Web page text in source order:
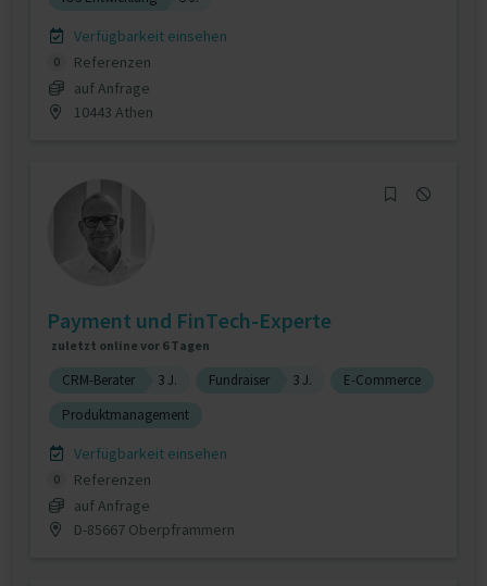
Verfügbarkeit einsehen
0
Referenzen
auf Anfrage
10443 Athen
Payment und FinTech-Experte
zuletzt online vor 6 Tagen
CRM-Berater 3 J. Fundraiser 3 J.
E-Commerce
Produktmanagement
Verfügbarkeit einsehen
0
Referenzen
auf Anfrage
D-85667 Oberpframmern